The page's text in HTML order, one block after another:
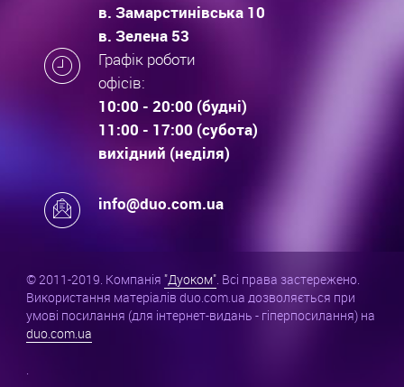
в. Замарстинівська 10
в. Зелена 53
Графік роботи
офісів:
10:00 - 20:00 (будні)
11:00 - 17:00 (субота)
вихідний (неділя)
info@duo.com.ua
© 2011-2019. Компанія "Дуоком". Всі права застережено.
Використання матеріалів duo.com.ua дозволяється при
умові посилання (для інтернет-видань - гіперпосилання) на
duo.com.ua
.